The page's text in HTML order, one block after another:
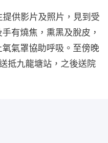
提供影片及照片，見到受
有燒焦，熏黑及脫皮，
氣罩協助呼吸。至傍晚
抵九龍塘站，之後送院